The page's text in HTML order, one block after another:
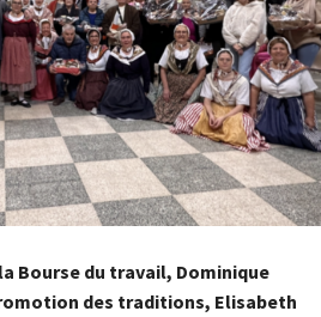
Bourse du travail, Dominique
des traditions, Elisabeth